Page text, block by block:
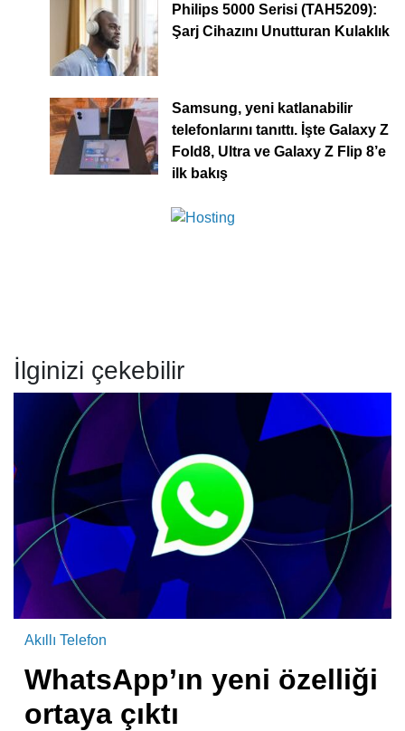
Philips 5000 Serisi (TAH5209):
Şarj Cihazını Unutturan Kulaklık
Samsung, yeni katlanabilir
telefonlarını tanıttı. İşte Galaxy Z
Fold8, Ultra ve Galaxy Z Flip 8’e
ilk bakış
İlginizi çekebilir
Akıllı Telefon
WhatsApp’ın yeni özelliği
ortaya çıktı